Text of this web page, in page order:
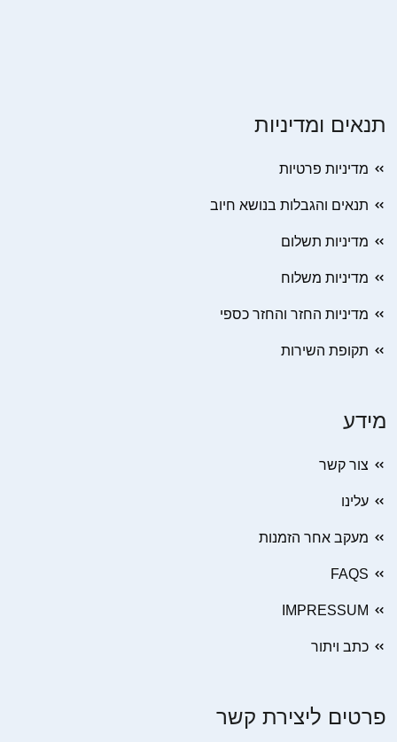
תנאים ומדיניות
מדיניות פרטיות
תנאים והגבלות בנושא חיוב
מדיניות תשלום
מדיניות משלוח
מדיניות החזר והחזר כספי
תקופת השירות
מידע
צור קשר
עלינו
מעקב אחר הזמנות
FAQS
IMPRESSUM
כתב ויתור
פרטים ליצירת קשר